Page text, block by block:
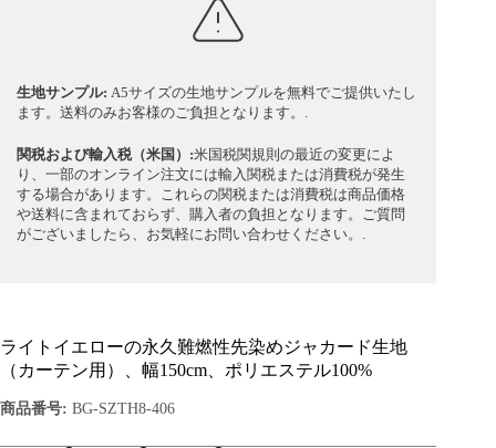
生地サンプル: A5サイズの生地サンプルを無料でご提供いたし
ます。送料のみお客様のご負担となります。.
関税および輸入税（米国）:米国税関規則の最近の変更によ
り、一部のオンライン注文には輸入関税または消費税が発生
する場合があります。これらの関税または消費税は商品価格
や送料に含まれておらず、購入者の負担となります。ご質問
がございましたら、お気軽にお問い合わせください。.
ライトイエローの永久難燃性先染めジャカード生地
（カーテン用）、幅150cm、ポリエステル100%
商品番号: BG-SZTH8-406